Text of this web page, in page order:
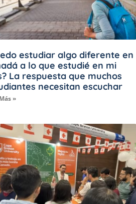
estudiar algo diferente en
a lo que estudié en mi
La respuesta que muchos
necesitan escuchar
»